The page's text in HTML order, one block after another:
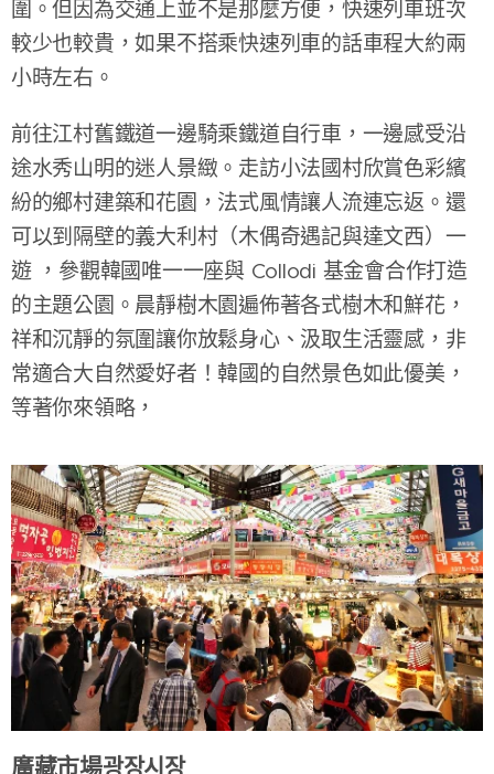
圍。但因為交通上並不是那麼方便，快速列車班次
較少也較貴，如果不搭乘快速列車的話車程大約兩
小時左右。
前往江村舊鐵道一邊騎乘鐵道自行車，一邊感受沿
途水秀山明的迷人景緻。走訪小法國村欣賞色彩繽
紛的鄉村建築和花園，法式風情讓人流連忘返。還
可以到隔壁的義大利村（木偶奇遇記與達文西）一
遊 ，參觀韓國唯一一座與 Collodi 基金會合作打造
的主題公園。晨靜樹木園遍佈著各式樹木和鮮花，
祥和沉靜的氛圍讓你放鬆身心、汲取生活靈感，非
常適合大自然愛好者！韓國的自然景色如此優美，
等著你來領略，
廣藏市場광장시장